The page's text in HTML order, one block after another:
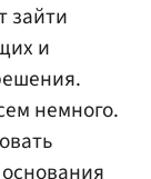
зайти
и
немного.